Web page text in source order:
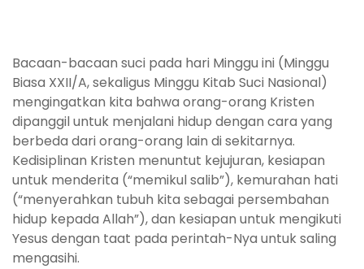
Bacaan-bacaan suci pada hari Minggu ini (Minggu
Biasa XXII/A, sekaligus Minggu Kitab Suci Nasional)
mengingatkan kita bahwa orang-orang Kristen
dipanggil untuk menjalani hidup dengan cara yang
berbeda dari orang-orang lain di sekitarnya.
Kedisiplinan Kristen menuntut kejujuran, kesiapan
untuk menderita (“memikul salib”), kemurahan hati
(“menyerahkan tubuh kita sebagai persembahan
hidup kepada Allah”), dan kesiapan untuk mengikuti
Yesus dengan taat pada perintah-Nya untuk saling
mengasihi.